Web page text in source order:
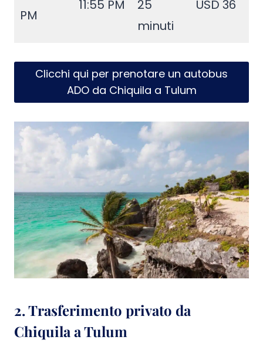
PM
11:55 PM
25
minuti
USD 36
Clicchi qui per prenotare un autobus
ADO da Chiquila a Tulum
2. Trasferimento privato da
Chiquila a Tulum